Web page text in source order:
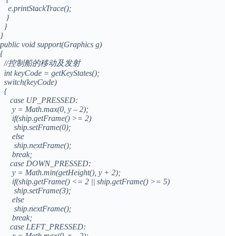
e.printStackTrace();
}
}
}
public void support(Graphics g)
{
//控制船的移动及发射
int keyCode = getKeyStates();
switch(keyCode)
{
case UP_PRESSED:
y = Math.max(0, y – 2);
if(ship.getFrame() >= 2)
ship.setFrame(0);
else
ship.nextFrame();
break;
case DOWN_PRESSED:
y = Math.min(getHeight(), y + 2);
if(ship.getFrame() <= 2 || ship.getFrame() >= 5)
ship.setFrame(3);
else
ship.nextFrame();
break;
case LEFT_PRESSED: